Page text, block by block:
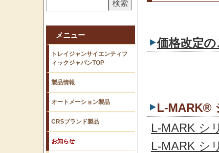
メニュー
トレイジャンサイエンティフ
ィックジャパンTOP
製品情報
オートメーション製品
CRSブランド製品
お知らせ
価格改定
L-MARK®
L-MARK シ
L-MARK シ